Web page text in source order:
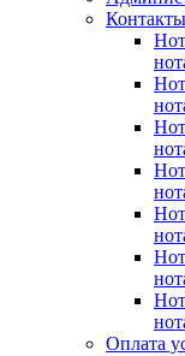
Контакты
Оплата